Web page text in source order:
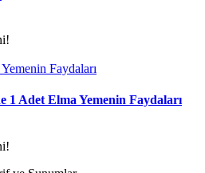
1 Adet Elma Yemenin Faydaları